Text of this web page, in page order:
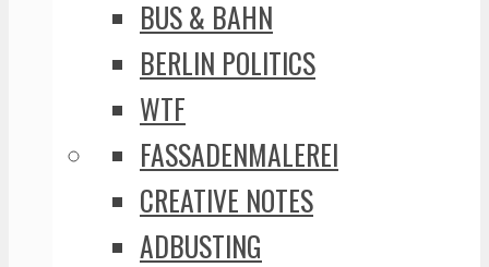
BUS & BAHN
BERLIN POLITICS
WTF
FASSADENMALEREI
CREATIVE NOTES
ADBUSTING